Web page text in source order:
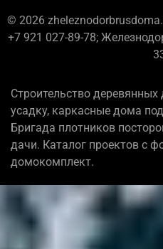
© 2026
+7 921 027-89-78;
Строительство
усадку, каркасные дома
Бригада плотников
дачи. Каталог проектов с
домокомплект.